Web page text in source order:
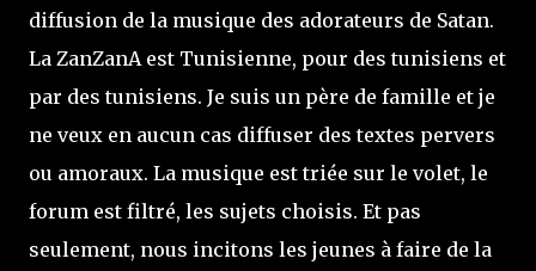
diffusion de la musique des adorateurs de Satan.
La ZanZanA est Tunisienne, pour des tunisiens et
par des tunisiens. Je suis un père de famille et je
ne veux en aucun cas diffuser des textes pervers
ou amoraux. La musique est triée sur le volet, le
forum est filtré, les sujets choisis. Et pas
seulement, nous incitons les jeunes à faire de la